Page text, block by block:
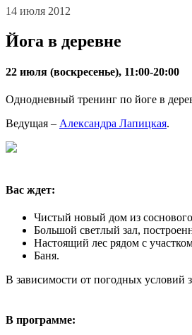
14 июля 2012
Йога в деревне
22 июля (воскресенье), 11:00-20:00
Однодневный тренинг по йоге в
Ведущая – Александра Лапицкая.
Вас ждет:
Чистый новый дом из
Большой светлый зал,
Настоящий лес рядом с
Баня.
В зависимости от погодных условий
В программе: